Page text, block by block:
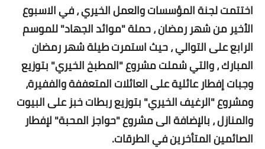
اختتمت لجنة المؤسسات والعمل الخيري ، في الاسبوع
الأخير من شهر رمضان ، حملة "موائد الجهاد" للموسم
الرابع على التوالي ، حيث استمرت طيلة شهر رمضان
المبارك ، والتي شملت مشروع "المطبخ الخيري" بتوزيع
وجبات إفطار عائلية على العائلات المتعففة والففيرة،
ومشروع "الرغيف الخيري" بتوزيع ربطات خبز على البيوت
والمنازل ، بالإضافة الى مشروع "حواجز المحبة" لإفطار
الصائمين المتأخرين في الطرقات.